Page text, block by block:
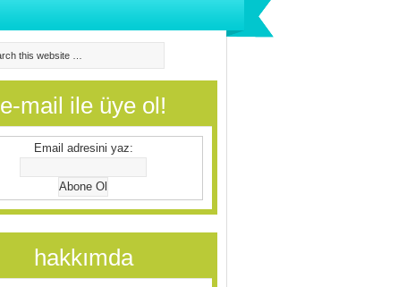
e-mail ile üye ol!
Email adresini yaz:
hakkımda